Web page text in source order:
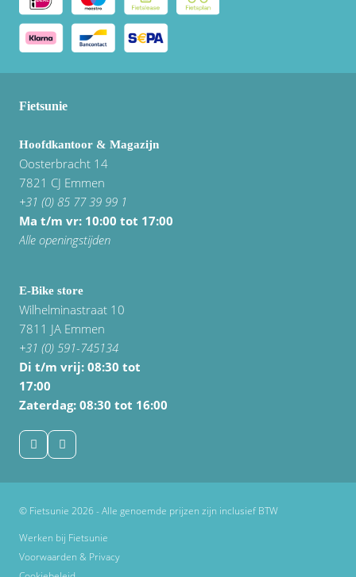
Fietsunie
Hoofdkantoor & Magazijn
Oosterbracht 14
7821 CJ Emmen
+31 (0) 85 77 39 99 1
Ma t/m vr: 10:00 tot 17:00
Alle openingstijden
E-Bike store
Wilhelminastraat 10
7811 JA Emmen
+31 (0) 591-745134
Di t/m vrij: 08:30 tot
17:00
Zaterdag: 08:30 tot 16:00
© Fietsunie 2026 - Alle genoemde prijzen zijn inclusief BTW
Werken bij Fietsunie
Voorwaarden & Privacy